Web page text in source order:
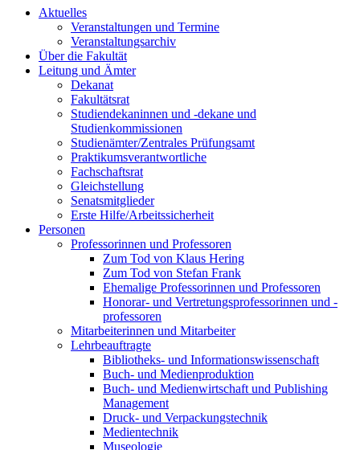
Aktuelles
Veranstaltungen und Termine
Veranstaltungsarchiv
Über die Fakultät
Leitung und Ämter
Dekanat
Fakultätsrat
Studiendekaninnen und -dekane und
Studienkommissionen
Studienämter/Zentrales Prüfungsamt
Praktikumsverantwortliche
Fachschaftsrat
Gleichstellung
Senatsmitglieder
Erste Hilfe/Arbeitssicherheit
Personen
Professorinnen und Professoren
Zum Tod von Klaus Hering
Zum Tod von Stefan Frank
Ehemalige Professorinnen und Professoren
Honorar- und Vertretungsprofessorinnen und -
professoren
Mitarbeiterinnen und Mitarbeiter
Lehrbeauftragte
Bibliotheks- und Informationswissenschaft
Buch- und Medienproduktion
Buch- und Medienwirtschaft und Publishing
Management
Druck- und Verpackungstechnik
Medientechnik
Museologie